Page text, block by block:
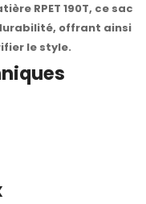
RPET 190T, ce sac
offrant ainsi
le style.